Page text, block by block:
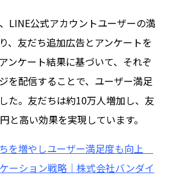
LINE公式アカウントユーザーの満
、友だち追加広告とアンケートを
ンケート結果に基づいて、それぞ
を配信することで、ユーザー満足
た。友だちは約10万人増加し、友
と高い効果を実現しています。
を増やしユーザー満足度も向上
ーション戦略｜株式会社バンダイ